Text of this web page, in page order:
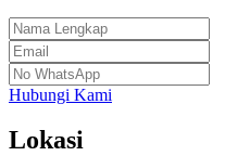
Hubungi Kami
Lokasi